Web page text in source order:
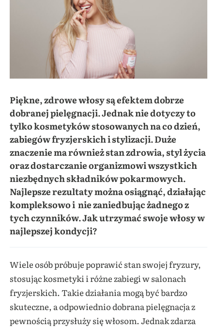
Piękne, zdrowe włosy są efektem dobrze
dobranej pielęgnacji. Jednak nie dotyczy to
tylko kosmetyków stosowanych na co dzień,
zabiegów fryzjerskich i stylizacji. Duże
znaczenie ma również stan zdrowia, styl życia
oraz dostarczanie organizmowi wszystkich
niezbędnych składników pokarmowych.
Najlepsze rezultaty można osiągnąć, działając
kompleksowo i nie zaniedbując żadnego z
tych czynników. Jak utrzymać swoje włosy w
najlepszej kondycji?
Wiele osób próbuje poprawić stan swojej fryzury,
stosując kosmetyki i różne zabiegi w salonach
fryzjerskich. Takie działania mogą być bardzo
skuteczne, a odpowiednio dobrana pielęgnacja z
pewnością przysłuży się włosom. Jednak zdarza